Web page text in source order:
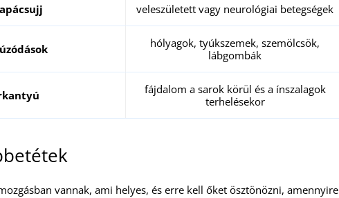
veleszületett vagy neurológiai betegségek
hólyagok, tyúkszemek, szemölcsök,
lábgombák
fájdalom a sarok körül és a ínszalagok
terhelésekor
vannak, ami helyes, és erre kell őket ösztönözni, amennyire